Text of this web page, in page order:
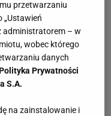
przetwarzaniu
„Ustawień
administratorem – w
wobec którego
danych
Prywatności
S.A.
na zainstalowanie i